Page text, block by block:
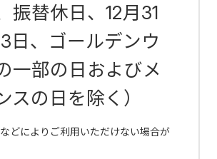
振替休日、12月31
日、ゴールデンウ
一部の日およびメ
スの日を除く）
どによりご利用いただけない場合が